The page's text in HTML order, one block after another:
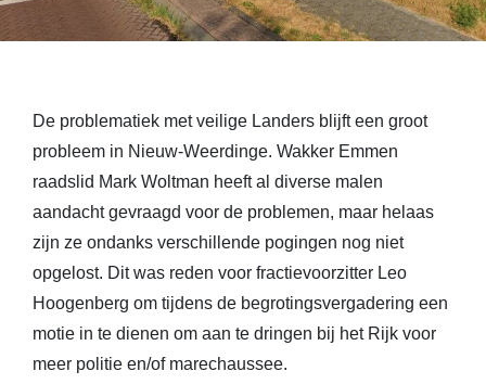
De problematiek met veilige Landers blijft een groot
probleem in Nieuw-Weerdinge. Wakker Emmen
raadslid Mark Woltman heeft al diverse malen
aandacht gevraagd voor de problemen, maar helaas
zijn ze ondanks verschillende pogingen nog niet
opgelost. Dit was reden voor fractievoorzitter Leo
Hoogenberg om tijdens de begrotingsvergadering een
motie in te dienen om aan te dringen bij het Rijk voor
meer politie en/of marechaussee.